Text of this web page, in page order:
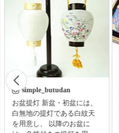
simple_butudan
お盆提灯 新盆・初盆には、
白無地の提灯である白紋天
を用意し、 以降のお盆に